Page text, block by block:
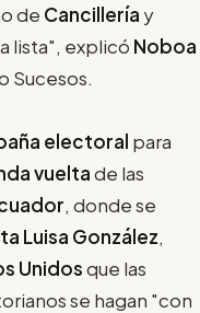
de Cancillería y
lista", explicó Noboa
Sucesos.
electoral para
vueltade las
, donde se
Luisa González,
Unidosque las
se hagan "con